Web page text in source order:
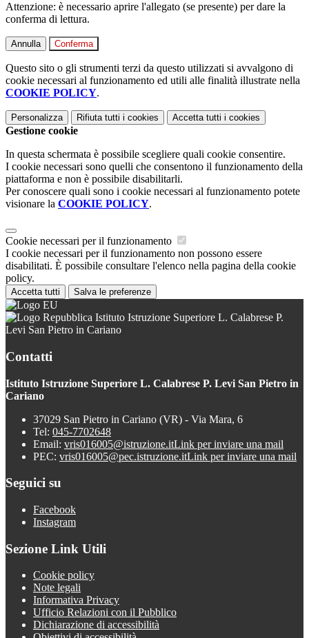
Attenzione: è necessario aprire l'allegato (se presente) per dare la
conferma di lettura.
Annulla Conferma
Questo sito o gli strumenti terzi da questo utilizzati si avvalgono di
cookie necessari al funzionamento ed utili alle finalità illustrate nella
COOKIE POLICY.
Personalizza Rifiuta tutti i cookies Accetta tutti i cookies
Gestione cookie
In questa schermata è possibile scegliere quali cookie consentire.
I cookie necessari sono quelli che consentono il funzionamento della
piattaforma e non è possibile disabilitarli.
Per conoscere quali sono i cookie necessari al funzionamento potete
visionare la COOKIE POLICY.
Cookie necessari per il funzionamento
I cookie necessari per il funzionamento non possono essere
disabilitati. È possibile consultare l'elenco nella pagina della cookie
policy.
Accetta tutti Salva le preferenze
Istituto Istruzione Superiore L. Calabrese P.
Levi San Pietro in Cariano
Contatti
Istituto Istruzione Superiore L. Calabrese P. Levi San Pietro in
Cariano
37029 San Pietro in Cariano (VR) - Via Mara, 6
Tel: 045-7702648
Email: vris016005@istruzione.itLink per inviare una mail
PEC: vris016005@pec.istruzione.itLink per inviare una mail
Seguici su
Facebook
Instagram
Sezione Link Utili
Cookie policy
Note legali
Informativa Privacy
Ufficio Relazioni con il Pubblico
Dichiarazione di accessibilità